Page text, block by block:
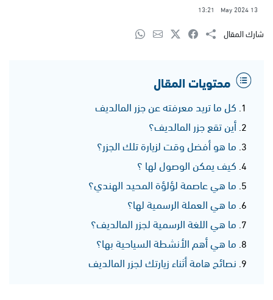
13 May 2024
13:21
شارك المقال
محتويات المقال
كل ما تريد معرفته عن جزر المالديف
أين تقع جزر المالديف؟
ما هو أفضل وقت لزيارة تلك الجزر؟
كيف يمكن الوصول لها ؟
ما هي عاصمة لؤلؤة المحيد الهندي؟
ما هي العملة الرسمية لها؟
ما هي اللغة الرسمية لجزر المالديف؟
ما هي أهم الأنشطة السياحية بها؟
نصائح هامة أثناء زيارتك لجزر المالديف